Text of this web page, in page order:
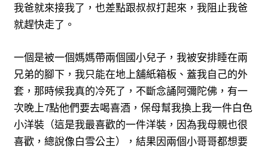
我爸就來接我了，也差點跟叔叔打起來，我阻止我爸
就趕快走了。
一個是被一個媽媽帶兩個國小兒子，我被安排睡在兩
兄弟的腳下，我只能在地上舖紙箱板、蓋我自己的外
套，那時候我真的冷死了，不斷念誦阿彌陀佛，有一
次晚上7點他們要去喝喜酒，保母幫我換上我一件白色
小洋裝（這是我最喜歡的一件洋裝，因為我母親也很
喜歡，總說像白雪公主），結果因兩個小哥哥都想要